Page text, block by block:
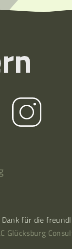
für die
Glücksburg